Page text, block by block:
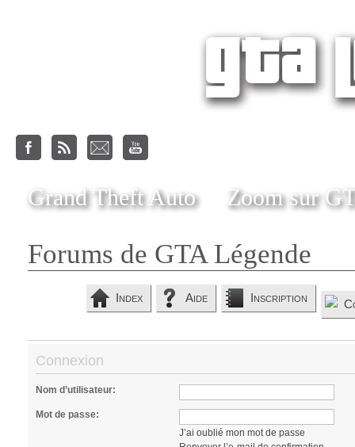
Grand Theft Auto Zoom sur
Forums de GTA Légende
Index Aide Inscription
Connexion
Nom d’utilisateur:
Mot de passe:
J’ai oublié mon mot de passe